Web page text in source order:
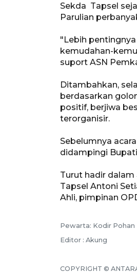
Sekda Tapsel
Parulian
"Lebih
kemudahan-
suport ASN
Ditambahkan,
berdasarkan
positif, berjiwa
terorganisir.
Sebelumnya
didampingi
Turut hadir dalam
Tapsel Antoni
Ahli, pimpinan
Pewarta: Kodir Pohan
Editor : Akung
COPYRIGHT ©